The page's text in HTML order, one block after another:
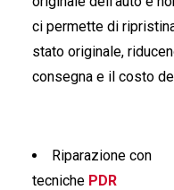
ci permette di
stato originale,
consegna e il costo
Riparazione con
tecniche PDR